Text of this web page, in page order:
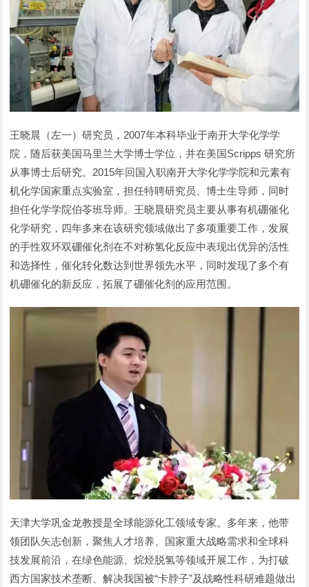
王晓晨（左一）研究员，2007年本科毕业于南开大学化学学
院，随后获美国马里兰大学博士学位，并在美国Scripps 研究所
从事博士后研究。2015年回国入职南开大学化学学院和元素有
机化学国家重点实验室，担任特聘研究员、博士生导师，同时
担任化学学院伯苓班导师。王晓晨研究员主要从事有机硼催化
化学研究，四年多来在该研究领域做出了多项重要工作，发展
的手性双环双硼催化剂在不对称氢化反应中表现出优异的活性
和选择性，催化转化数达到世界领先水平，同时发现了多个有
机硼催化的新反应，拓展了硼催化剂的应用范围。
天津大学巩金龙教授是全球能源化工领域专家。多年来，他带
领团队矢志创新，聚焦人才培养、国家重大战略需求和全球科
技发展前沿，在绿色能源、烷烃脱氢等领域开展工作，为打破
西方国家技术垄断、解决我国被“卡脖子”及战略性科研难题做出